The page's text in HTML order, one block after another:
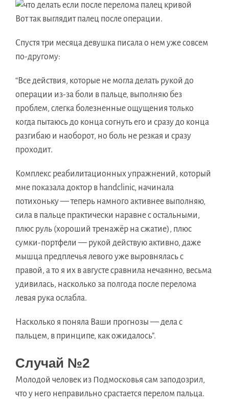
Вот так выглядит палец после операции.
Спустя три месяца девушка писала о нем уже совсем
по-другому:
“Все действия, которые не могла делать рукой до
операции из-за боли в пальце, выполняю без
проблем, слегка болезненные ощущения только
когда пытаюсь до конца согнуть его и сразу до конца
разгибаю и наоборот, но боль не резкая и сразу
проходит.
Комплекс реабилитационных упражнений, который
мне показала доктор в handclinic, начинала
потихоньку — теперь намного активнее выполняю,
сила в пальце практически наравне с остальными,
плюс руль (хороший тренажёр на сжатие), плюс
сумки-портфели — рукой действую активно, даже
мышца предплечья левого уже выровнялась с
правой, а то я их в августе сравнила нечаянно, весьма
удивилась, насколько за полгода после перелома
левая рука ослабла.
Насколько я поняла Ваши прогнозы — дела с
пальцем, в принципе, как ожидалось”.
Случай №2
Молодой человек из Подмосковья сам заподозрил,
что у него неправильно срастается перелом пальца.